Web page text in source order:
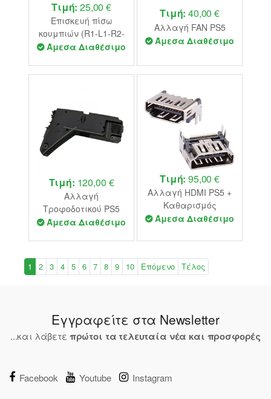
Τιμή:25,00 €
Επισκευή πίσω
κουμπιών (R1-L1-R2-
L2) σε χειριστήριο
Άμεσα Διαθέσιμο
Τιμή:40,00 €
Αλλαγή FAN PS5
Άμεσα Διαθέσιμο
Τιμή: 120,00 €
Αλλαγή
Τροφοδοτικού PS5
Άμεσα Διαθέσιμο
Τιμή:95,00 €
Αλλαγή HDMI PS5 +
Καθαρισμός
(Αλλαγή Υγρού
Άμεσα Διαθέσιμο
1 2 3 4 5 6 7 8 9 10 Επόμενο Τέλος
Εγγραφείτε στα Newsletter
...και λάβετε πρώτοι τα τελευταία νέα και προσφορές
Facebook Youtube Instagram